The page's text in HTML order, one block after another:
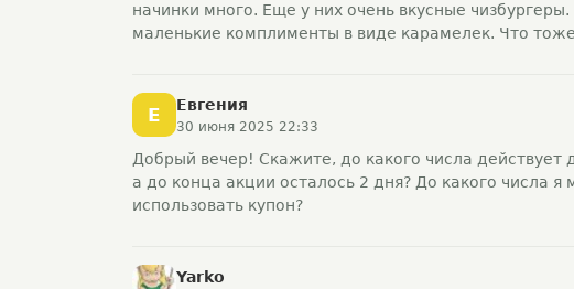
начинки много. Еще у них очень вкусные
маленькие комплименты в виде карамелек. Что
Е Евгения
30 июня 2025 22:33
Добрый вечер! Скажите, до какого числа действует
а до конца акции осталось 2 дня? До какого числа я
использовать купон?
Yarko